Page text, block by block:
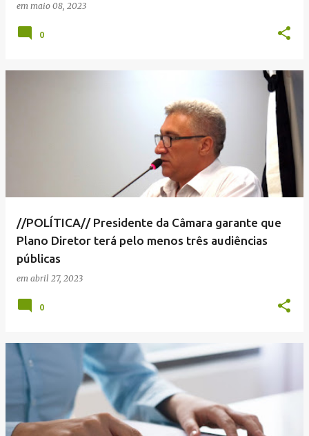
em maio 08, 2023
0
//POLÍTICA// Presidente da Câmara garante que
Plano Diretor terá pelo menos três audiências
públicas
em abril 27, 2023
0